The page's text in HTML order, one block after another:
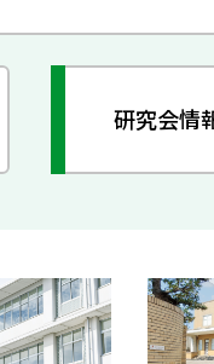
研究会情